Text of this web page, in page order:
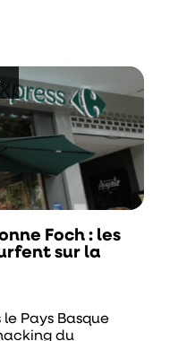
Foch : les
sur la
Pays Basque
du